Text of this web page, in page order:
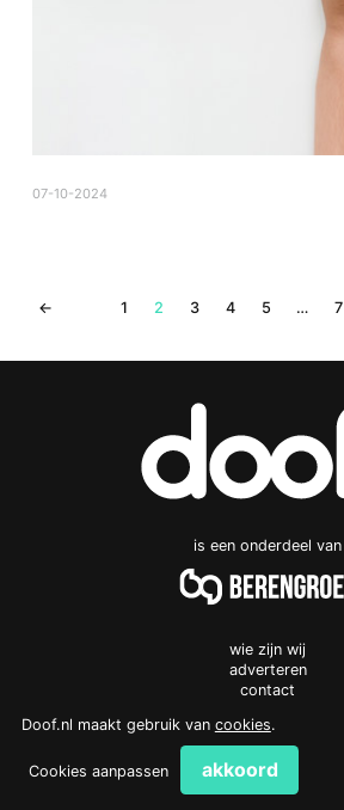
07-10-2024
← 1 2 3 4 5 … 7
is een onderdeel van
wie zijn wij
adverteren
contact
cookies
Doof.nl maakt gebruik van cookies.
Cookies aanpassen akkoord